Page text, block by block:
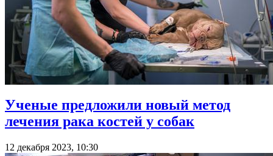
Ученые предложили новый метод
лечения рака костей у собак
12 декабря 2023, 10:30